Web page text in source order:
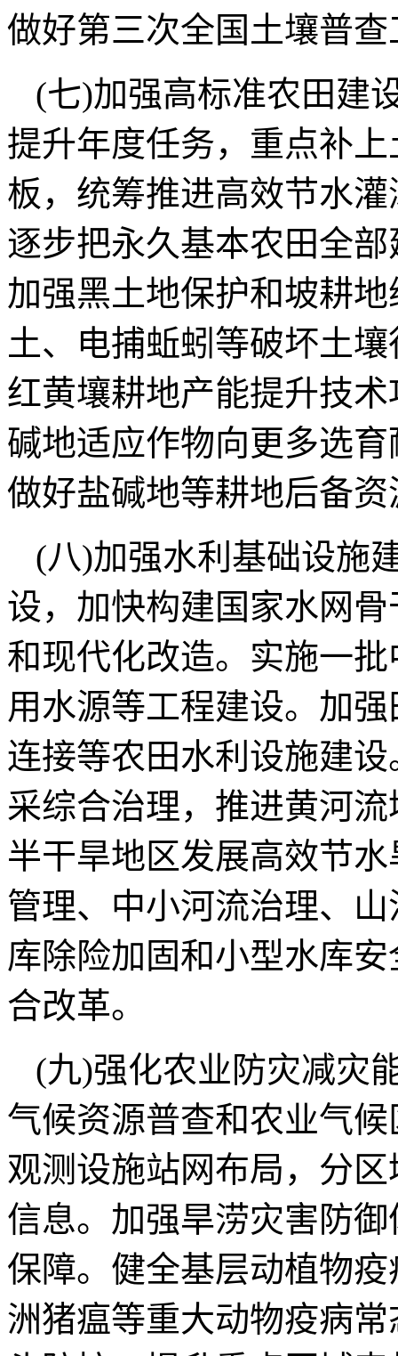
做好第三次全国土壤普查
(七)加强高标准农田建
提升年度任务，重点补
板，统筹推进高效节水
逐步把永久基本农田全
加强黑土地保护和坡耕
土、电捕蚯蚓等破坏土
红黄壤耕地产能提升技
碱地适应作物向更多选
做好盐碱地等耕地后备
(八)加强水利基础设施
设，加快构建国家水网
和现代化改造。实施一
用水源等工程建设。加
连接等农田水利设施建
采综合治理，推进黄河
半干旱地区发展高效节
管理、中小河流治理、
库除险加固和小型水库
合改革。
(九)强化农业防灾减灾
气候资源普查和农业气
观测设施站网布局，分
信息。加强旱涝灾害防
保障。健全基层动植物
洲猪瘟等重大动物疫病